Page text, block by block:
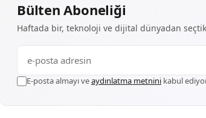
Bülten Aboneliği
Haftada bir, teknoloji ve dijital dünyadan
E-posta almayı veaydınlatma metnini kabul